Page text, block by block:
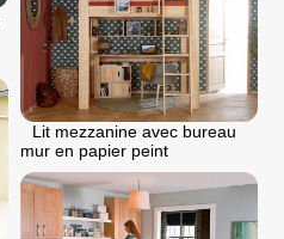
Lit mezzanine avec bureau
mur en papier peint